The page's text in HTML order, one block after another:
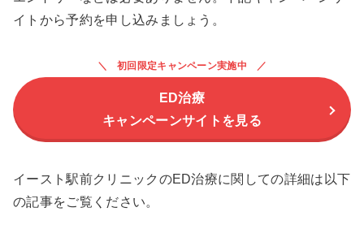
イトから予約を申し込みましょう。
初回限定キャンペーン実施中
ED治療
キャンペーンサイトを見る
イースト駅前クリニックのED治療に関しての詳細は以下
の記事をご覧ください。